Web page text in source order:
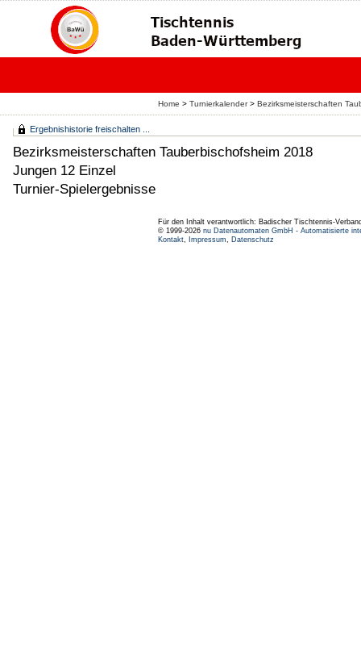
Home > Turnierkalender> Bezirksmeisterschaften
Ergebnishistorie freischalten ...
Bezirksmeisterschaften Tauberbischofsheim 2018
Jungen 12 Einzel
Turnier-Spielergebnisse
Für den Inhalt verantwortlich: Badischer Tischtennis-
© 1999-2026 nu Datenautomaten GmbH - Automatisierte
Kontakt, Impressum, Datenschutz